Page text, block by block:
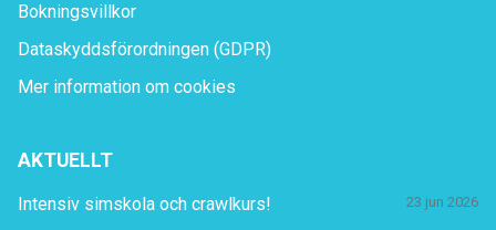
Bokningsvillkor
Dataskyddsförordningen (GDPR)
Mer information om cookies
AKTUELLT
Intensiv simskola och crawlkurs! 23 jun 2026